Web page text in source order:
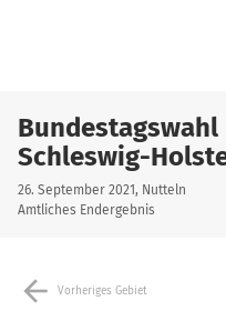
Bundestagswahl
Schleswig-
26. September 2021, Nutteln
Amtliches Endergebnis
arrow_back Vorheriges Gebiet